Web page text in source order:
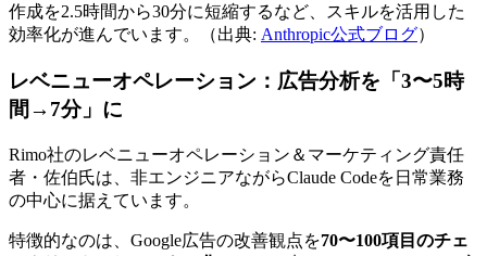
作成を2.5時間から30分に短縮するなど、スキルを活用した
効率化が進んでいます。（出典: Anthropic公式ブログ）
レベニューオペレーション：広告分析を「3〜5時
間→7分」に
Rimo社のレベニューオペレーション＆マーケティング責任
者・佐伯氏は、非エンジニアながらClaude Codeを日常業務
の中心に据えています。
特徴的なのは、Google広告の改善観点を70〜100項目のチェ